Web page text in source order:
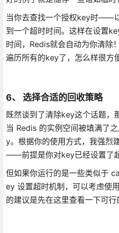
当你去查找一个授权key时——
到一个超时时间。这样在设置
时间，Redis就会自动为你清除
遍历所有的key了，怎么样很方
6、 选择合适的回收策略
既然谈到了清除key这个话题，
当 Redis 的实例空间被填满了
y。根据你的使用方式，我强
——前提是你对key已经设置了超
但如果你运行的是一些类似于
ey 设置超时机制，可以考虑使
的建议是先在这里查看一下可行